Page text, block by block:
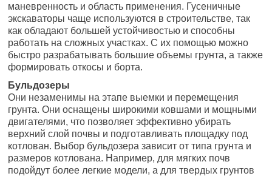
маневренность и область применения. Гусеничные
экскаваторы чаще используются в строительстве, так
как обладают большей устойчивостью и способны
работать на сложных участках. С их помощью можно
быстро разрабатывать большие объемы грунта, а также
формировать откосы и борта.
Бульдозеры
Они незаменимы на этапе выемки и перемещения
грунта. Они оснащены широкими ковшами и мощными
двигателями, что позволяет эффективно убирать
верхний слой почвы и подготавливать площадку под
котлован. Выбор бульдозера зависит от типа грунта и
размеров котлована. Например, для мягких почв
подойдут более легкие модели, а для твердых грунтов